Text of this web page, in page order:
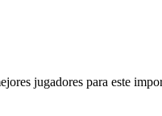
jugadores para este